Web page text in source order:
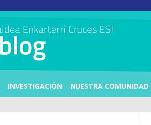
INVESTIGACIÓN NUESTRA COMUNIDAD